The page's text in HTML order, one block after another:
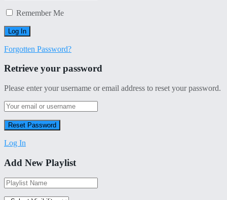
Remember Me
Forgotten Password?
Retrieve your password
Please enter your username or email address to reset your password.
Log In
Add New Playlist